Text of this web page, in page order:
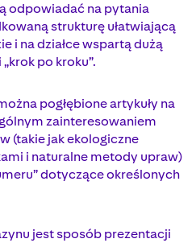
odpowiadać na pytania
strukturę ułatwiającą
i na działce wspartą dużą
po kroku”.
pogłębione artykuły na
zainteresowaniem
(takie jak ekologiczne
i naturalne metody upraw)
dotyczące określonych
jest sposób prezentacji